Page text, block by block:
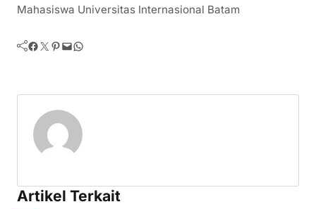
Mahasiswa Universitas Internasional Batam
Facebook Twitter Pinterest Mail WhatsApp
Artikel Terkait